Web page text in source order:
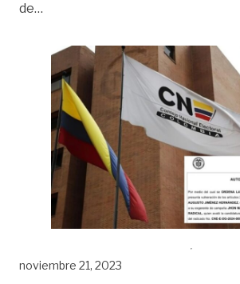
de…
noviembre 21, 2023